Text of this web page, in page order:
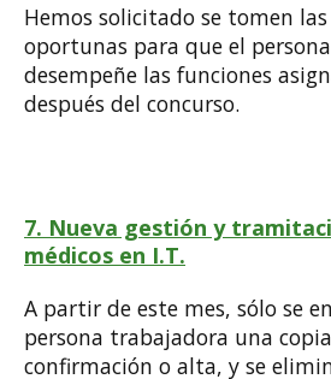
Hemos solicitado se tomen
oportunas para que el
desempeñe las funciones
después del concurso.
7. Nueva gestión y
médicos en I.T.
A partir de este mes, sólo se
persona trabajadora una
confirmación o alta, y se